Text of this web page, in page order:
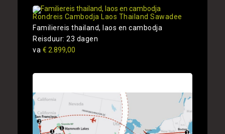
Rondreis Cambodja Laos Thailand Sawadee
Familiereis thailand, laos en cambodja
Reisduur: 23 dagen
va € 2.899,00